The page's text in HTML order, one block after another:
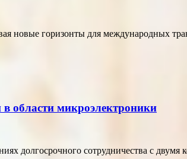
новые горизонты для международных
области микроэлектроники
долгосрочного сотрудничества с